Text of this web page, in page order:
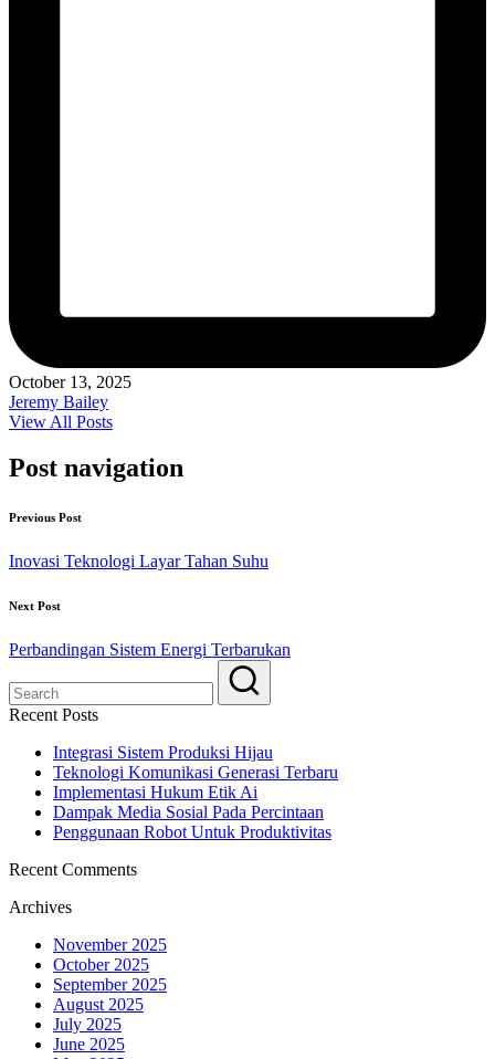
October 13, 2025
Jeremy Bailey
View All Posts
Post navigation
Previous Post
Inovasi Teknologi Layar Tahan Suhu
Next Post
Perbandingan Sistem Energi Terbarukan
Recent Posts
Integrasi Sistem Produksi Hijau
Teknologi Komunikasi Generasi Terbaru
Implementasi Hukum Etik Ai
Dampak Media Sosial Pada Percintaan
Penggunaan Robot Untuk Produktivitas
Recent Comments
Archives
November 2025
October 2025
September 2025
August 2025
July 2025
June 2025